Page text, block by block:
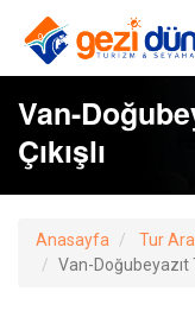
Van-
Çıkışlı
Anasayfa
Tur
Van-Doğubeyazıt